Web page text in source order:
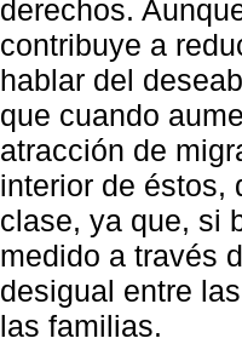
derechos.
contribuye a
hablar del
que cuando
atracción de
interior de éstos,
clase, ya que, si
medido a través
desigual entre
las familias.